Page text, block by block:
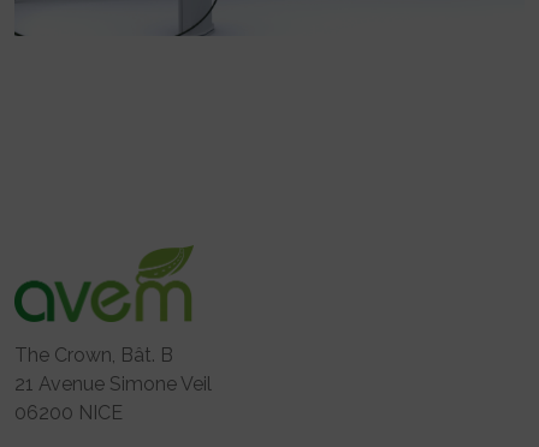
The Crown, Bât. B
21 Avenue Simone Veil
06200 NICE